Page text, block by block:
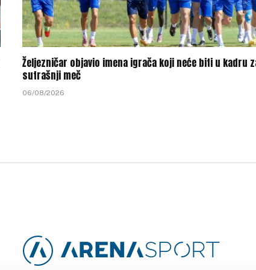
Željezničar objavio imena igrača koji neće biti u kadru
sutrašnji meč
06/08/2026